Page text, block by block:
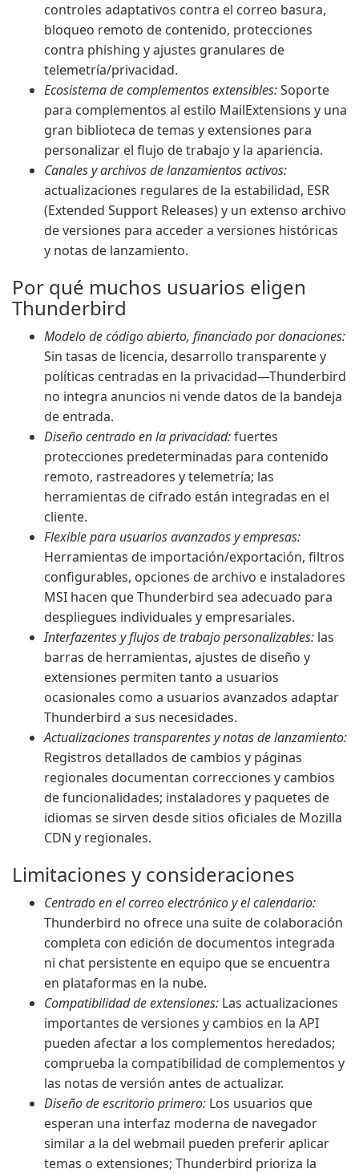
controles adaptativos contra el correo basura,
bloqueo remoto de contenido, protecciones
contra phishing y ajustes granulares de
telemetría/privacidad.
Ecosistema de complementos extensibles:Soporte
para complementos al estilo MailExtensions y una
gran biblioteca de temas y extensiones para
personalizar el flujo de trabajo y la apariencia.
Canales y archivos de lanzamientos activos:
actualizaciones regulares de la estabilidad, ESR
(Extended Support Releases) y un extenso archivo
de versiones para acceder a versiones históricas
y notas de lanzamiento.
Por qué muchos usuarios eligen
Thunderbird
Modelo de código abierto, financiado por donaciones:
Sin tasas de licencia, desarrollo transparente y
políticas centradas en la privacidad—Thunderbird
no integra anuncios ni vende datos de la bandeja
de entrada.
Diseño centrado en la privacidad:fuertes
protecciones predeterminadas para contenido
remoto, rastreadores y telemetría; las
herramientas de cifrado están integradas en el
cliente.
Flexible para usuarios avanzados y empresas:
Herramientas de importación/exportación, filtros
configurables, opciones de archivo e instaladores
MSI hacen que Thunderbird sea adecuado para
despliegues individuales y empresariales.
Interfazentes y flujos de trabajo personalizables: las
barras de herramientas, ajustes de diseño y
extensiones permiten tanto a usuarios
ocasionales como a usuarios avanzados adaptar
Thunderbird a sus necesidades.
Actualizaciones transparentes y notas de lanzamiento:
Registros detallados de cambios y páginas
regionales documentan correcciones y cambios
de funcionalidades; instaladores y paquetes de
idiomas se sirven desde sitios oficiales de Mozilla
CDN y regionales.
Limitaciones y consideraciones
Centrado en el correo electrónico y el calendario:
Thunderbird no ofrece una suite de colaboración
completa con edición de documentos integrada
ni chat persistente en equipo que se encuentra
en plataformas en la nube.
Compatibilidad de extensiones: Las actualizaciones
importantes de versiones y cambios en la API
pueden afectar a los complementos heredados;
comprueba la compatibilidad de complementos y
las notas de versión antes de actualizar.
Diseño de escritorio primero: Los usuarios que
esperan una interfaz moderna de navegador
similar a la del webmail pueden preferir aplicar
temas o extensiones; Thunderbird prioriza la